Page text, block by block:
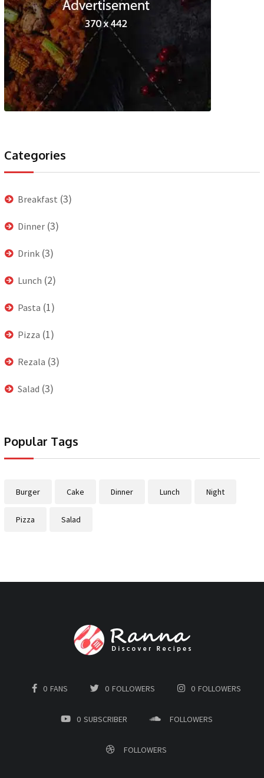
Categories
Breakfast (3)
Dinner (3)
Drink (3)
Lunch (2)
Pasta (1)
Pizza (1)
Rezala (3)
Salad (3)
Popular Tags
Burger Cake Dinner Lunch Night
Pizza Salad
0 FANS 0 FOLLOWERS 0 FOLLOWERS
0 SUBSCRIBER FOLLOWERS
FOLLOWERS